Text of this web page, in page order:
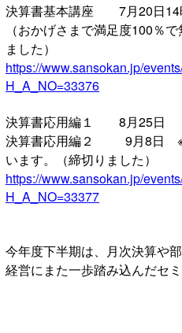
決算書基本講座 7月20日14
（おかげさまで満足度100％
ました）
https://www.sansokan.jp/
H_A_NO=33376
決算書応用編１ 8月25日
決算書応用編２ 9月8日 ※
います。（締切りました）
https://www.sansokan.jp/
H_A_NO=33377
今年度下半期は、月次決算や部
経営にまた一歩踏み込んだセ